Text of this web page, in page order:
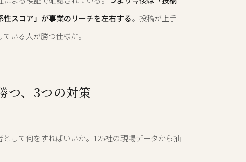
スコア」が事業のリーチを左右する。投稿が上手
いる人が勝つ仕様だ。
つ、3つの対策
して何をすればいいか。125社の現場データから抽